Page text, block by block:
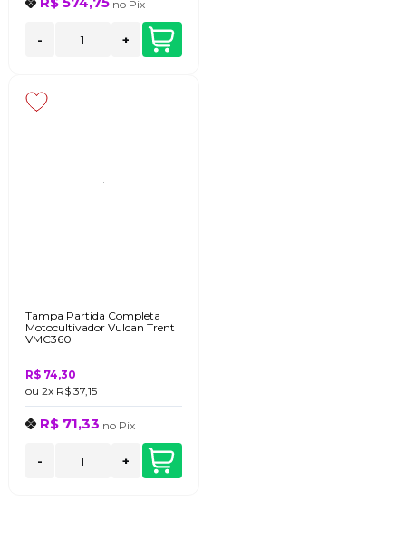
no Pix
- +
Tampa Partida Completa
Motocultivador Vulcan Trent
VMC360
R$ 74,30
ou 2x R$ 37,15
R$ 71,33 no Pix
- +